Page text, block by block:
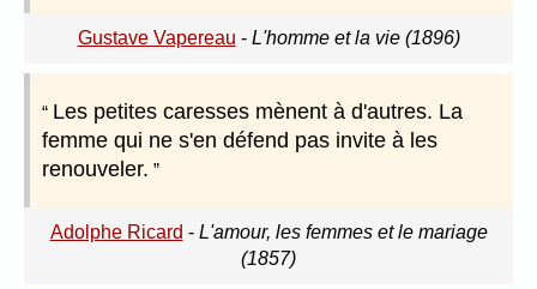
Gustave Vapereau - L'homme et la vie (1896)
Les petites caresses mènent à d'autres. La
femme qui ne s'en défend pas invite à les
renouveler.
Adolphe Ricard - L'amour, les femmes et le mariage
(1857)